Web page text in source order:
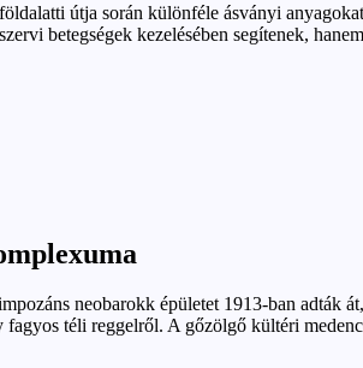
útja során különféle ásványi
betegségek kezelésében segítenek,
neobarokk épületet 1913-ban adták
téli reggelről. A gőzölgő kültéri